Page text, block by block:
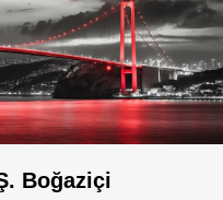
Boğaziçi